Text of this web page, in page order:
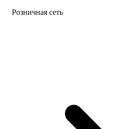
Розничная сеть